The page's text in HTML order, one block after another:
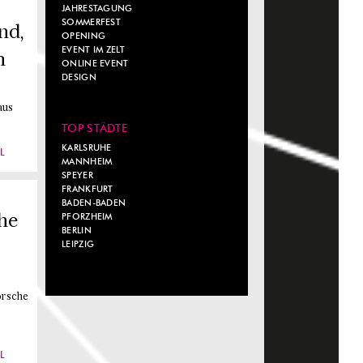
JAHRESTAGUNG
SOMMERFEST
OPENING
EVENT IM ZELT
ONLINE EVENT
DESIGN
TOP STÄDTE
KARLSRUHE
MANNHEIM
SPEYER
FRANKFURT
BADEN-BADEN
PFORZHEIM
BERLIN
LEIPZIG